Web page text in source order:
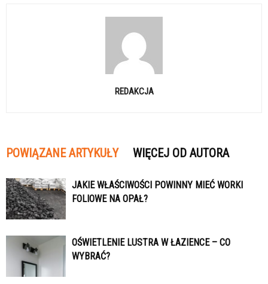
REDAKCJA
POWIĄZANE ARTYKUŁY WIĘCEJ OD AUTORA
JAKIE WŁAŚCIWOŚCI POWINNY MIEĆ WORKI
FOLIOWE NA OPAŁ?
OŚWIETLENIE LUSTRA W ŁAZIENCE – CO
WYBRAĆ?